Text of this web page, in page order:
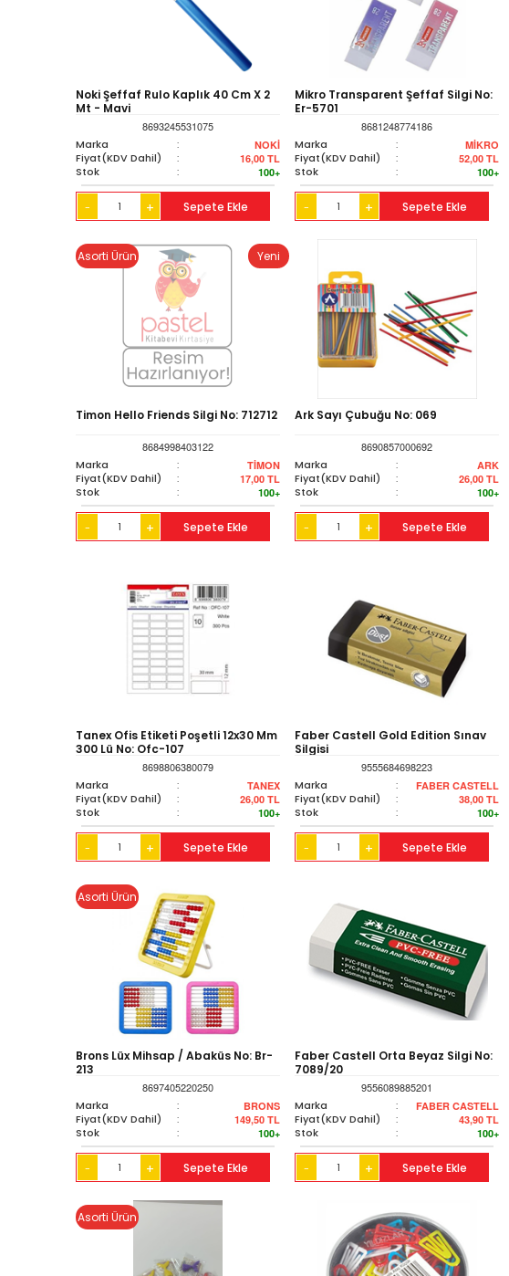
Noki Şeffaf Rulo Kaplık 40 Cm X 2
Mt - Mavi
8693245531075
Marka
: NOKİ
Fiyat(KDV Dahil) : 16,00 TL
Stok : 100+
- + Sepete Ekle
Mikro Transparent Şeffaf Silgi No:
Er-5701
8681248774186
Marka
: MİKRO
Fiyat(KDV Dahil) : 52,00 TL
Stok : 100+
- + Sepete Ekle
Yeni
Asorti Ürün
Timon Hello Friends Silgi No: 712712
8684998403122
Marka
: TİMON
Fiyat(KDV Dahil) : 17,00 TL
Stok : 100+
- + Sepete Ekle
Ark Sayı Çubuğu No: 069
8690857000692
Marka
: ARK
Fiyat(KDV Dahil) : 26,00 TL
Stok : 100+
- + Sepete Ekle
Tanex Ofis Etiketi Poşetli 12x30 Mm
300 Lü No: Ofc-107
8698806380079
Marka
: TANEX
Fiyat(KDV Dahil) : 26,00 TL
Stok : 100+
- + Sepete Ekle
Faber Castell Gold Edition Sınav
Silgisi
9555684698223
Marka
: FABER CASTELL
Fiyat(KDV Dahil) : 38,00 TL
Stok : 100+
- + Sepete Ekle
Asorti Ürün
Brons Lüx Mihsap / Abaküs No: Br-
213
8697405220250
Marka
: BRONS
Fiyat(KDV Dahil) : 149,50 TL
Stok : 100+
- + Sepete Ekle
Faber Castell Orta Beyaz Silgi No:
7089/20
9556089885201
Marka
: FABER CASTELL
Fiyat(KDV Dahil) : 43,90 TL
Stok : 100+
- + Sepete Ekle
Asorti Ürün